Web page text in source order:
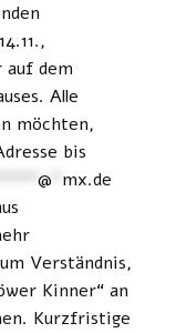
dem
Alle
möchten,
bis
@ mx.de
Verständnis,
Kinner“ an
Kurzfristige